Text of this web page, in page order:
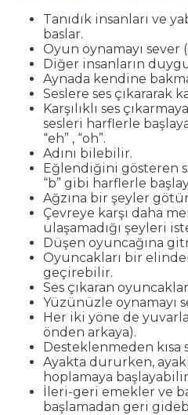
Tanıdık insanları ve
baslar.
Oyun oynamayı
Diğer insanların
Aynada kendine
Seslere ses çıkararak
Karşılıklı ses
sesleri harflerle
“eh” , “oh”.
Adını bilebilir.
Eğlendiğini gösteren
“b” gibi harflerle
Ağzına bir şeyler
Çevreye karşı daha
ulaşamadığı şeyleri
Düşen oyuncağına
Oyuncakları bir
geçirebilir.
Ses çıkaran
Yüzünüzle oynamayı
Her iki yöne de
önden arkaya).
Desteklenmeden kısa
Ayakta dururken,
hoplamaya
İleri-geri emekler ve
başlamadan geri